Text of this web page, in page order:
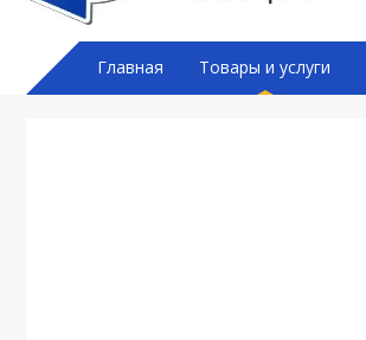
Главная Товары и услуги